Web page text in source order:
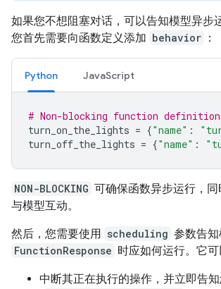
如果您不想阻塞对话，可以告知模型异步
您首先需要向函数定义添加 behavior ：
Python JavaScript
# Non-blocking function
turn_on_the_lights = {"name" :
turn_off_the_lights = {"name" :
NON-BLOCKING 可确保函数异步运行，
与模型互动。
然后，您需要使用 scheduling 参数告
FunctionResponse 时应如何运行。它可
中断其正在执行的操作，并立即告